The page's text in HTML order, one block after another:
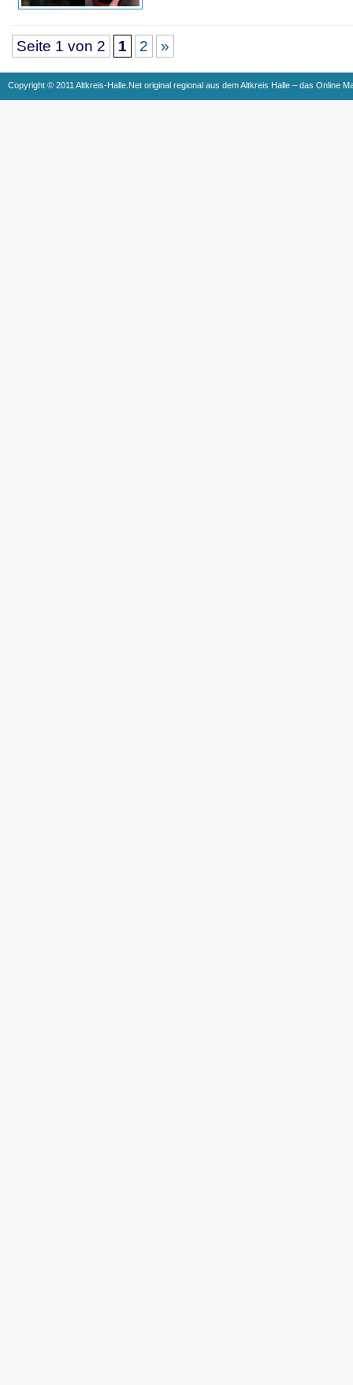
Seite 1 von 2 1 2 »
Copyright © 2011 Altkreis-Halle.Net original regional aus dem Altkreis Halle – das Online